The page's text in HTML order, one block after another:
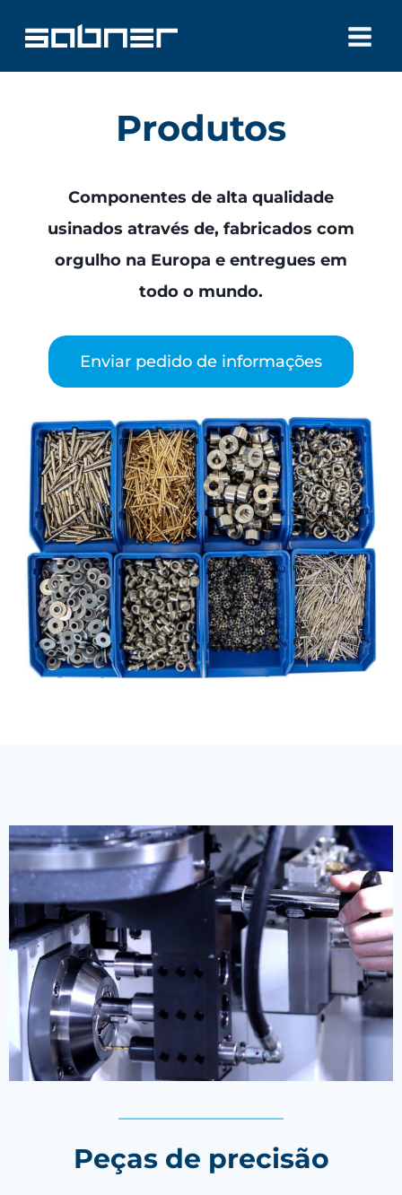
content
Produtos
Componentes de alta qualidade
usinados através de, fabricados com
orgulho na Europa e entregues em
todo o mundo.
Enviar pedido de informações
Peças de precisão